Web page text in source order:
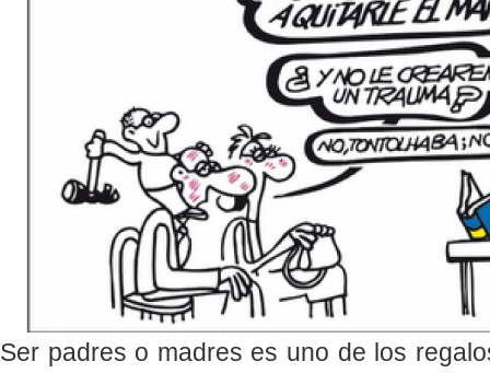
Ser padres o madres es uno de los